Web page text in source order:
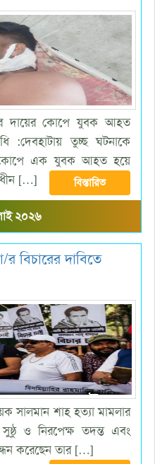
দায়ের কোপে যুবক আহত
:দেবহাটায় তুচ্ছ ঘটনাকে
কোপে এক যুবক আহত হয়ে
[…]
বিস্তারিত
২০২৬
র বিচারের দাবিতে
সালমান শাহ হত্যা মামলার
ও নিরপেক্ষ তদন্ত এবং
করেছেন তার […]